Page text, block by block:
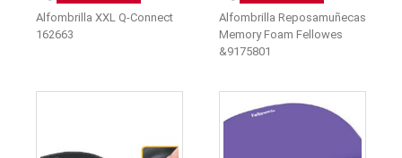
Alfombrilla XXL Q-Connect
162663
Alfombrilla Reposamuñecas
Memory Foam Fellowes
&9175801